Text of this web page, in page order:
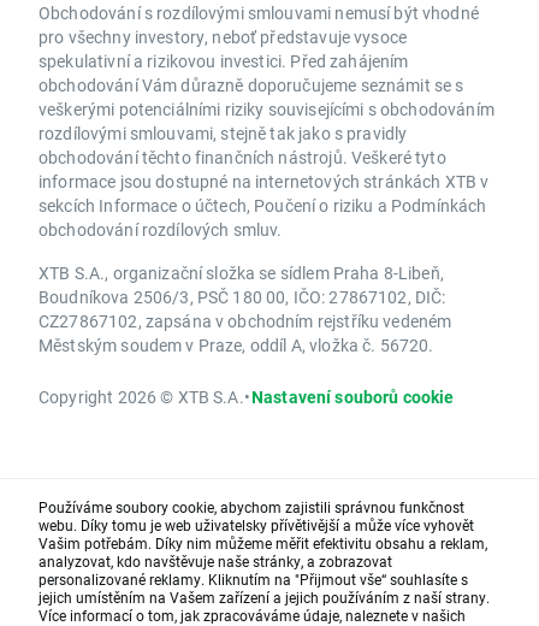
Obchodování s rozdílovými smlouvami nemusí být vhodné
pro všechny investory, neboť představuje vysoce
spekulativní a rizikovou investici. Před zahájením
obchodování Vám důrazně doporučujeme seznámit se s
veškerými potenciálními riziky souvisejícími s obchodováním
rozdílovými smlouvami, stejně tak jako s pravidly
obchodování těchto finančních nástrojů. Veškeré tyto
informace jsou dostupné na internetových stránkách XTB v
sekcích Informace o účtech, Poučení o riziku a Podmínkách
obchodování rozdílových smluv.
XTB S.A., organizační složka se sídlem Praha 8-Libeň,
Boudníkova 2506/3, PSČ 180 00, IČO: 27867102, DIČ:
CZ27867102, zapsána v obchodním rejstříku vedeném
Městským soudem v Praze, oddíl A, vložka č. 56720.
Copyright 2026 © XTB S.A.•Nastavení souborů cookie
Používáme soubory cookie, abychom zajistili správnou funkčnost
webu. Díky tomu je web uživatelsky přívětivější a může více vyhovět
Vašim potřebám. Díky nim můžeme měřit efektivitu obsahu a reklam,
analyzovat, kdo navštěvuje naše stránky, a zobrazovat
personalizované reklamy. Kliknutím na "Přijmout vše“ souhlasíte s
jejich umístěním na Vašem zařízení a jejich používáním z naší strany.
Více informací o tom, jak zpracováváme údaje, naleznete v našich